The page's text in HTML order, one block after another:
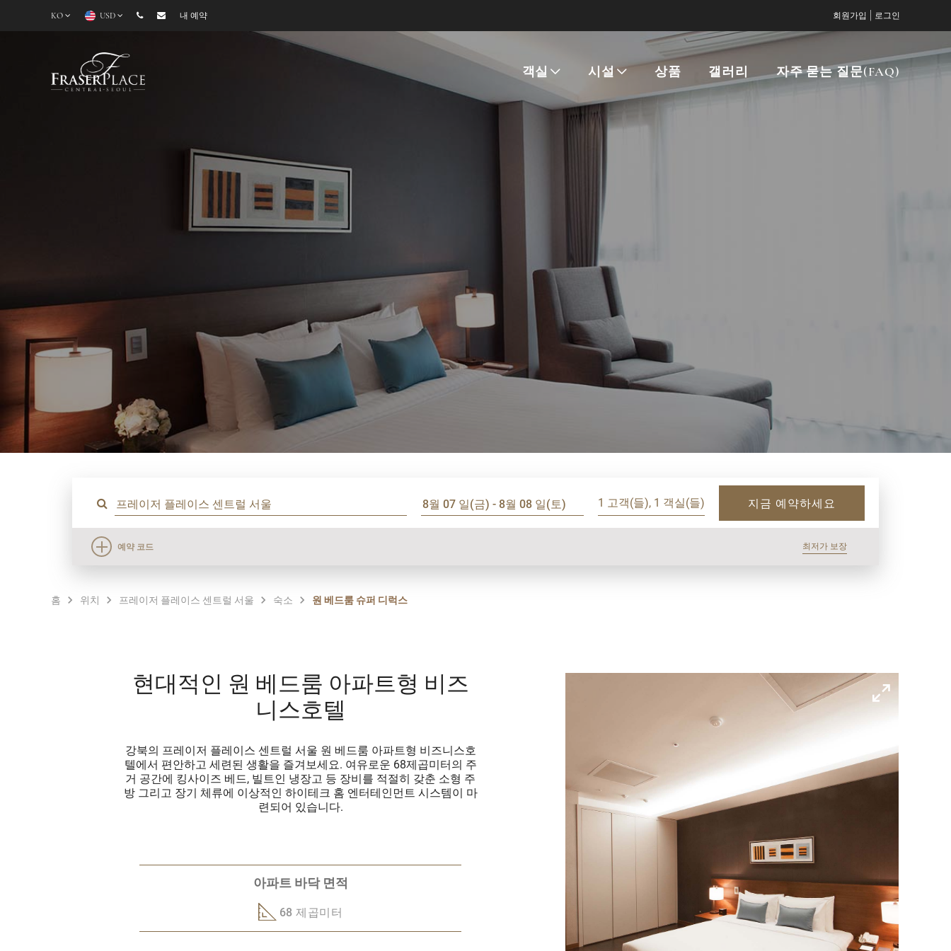
KO USD 내 예약 회원가입 로그인
객실 시설 상품 갤러리 자주 묻는 질문(FAQ)
1 고객(들), 1 객실(들) 지금 예약하세요
예약 코드 최저가 보장
홈 위치 프레이저 플레이스 센트럴 서울 숙소 원 베드룸 슈퍼 디럭스
현대적인 원 베드룸 아파트형 비즈
니스호텔
강북의 프레이저 플레이스 센트럴 서울 원 베드룸 아파트형 비즈니스호
텔에서 편안하고 세련된 생활을 즐겨보세요. 여유로운 68제곱미터의 주
거 공간에 킹사이즈 베드, 빌트인 냉장고 등 장비를 적절히 갖춘 소형 주
방 그리고 장기 체류에 이상적인 하이테크 홈 엔터테인먼트 시스템이 마
련되어 있습니다.
아파트 바닥 면적
68 제곱미터